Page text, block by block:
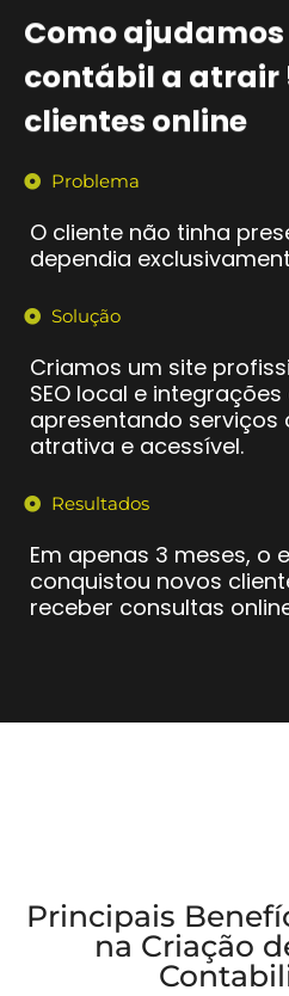
Como
contábil a atrair
clientes online
Problema
O cliente não tinha
dependia
Solução
Criamos um site
SEO local e
apresentando
atrativa e acessível.
Resultados
Em apenas 3 meses, o
conquistou novos
receber consultas
Principais
na Criação